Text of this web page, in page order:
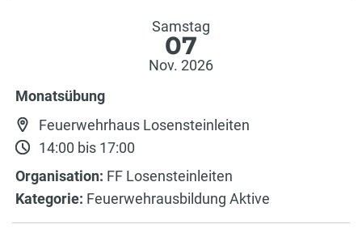
Samstag
07
Nov. 2026
Monatsübung
Feuerwehrhaus Losensteinleiten
14:00 bis 17:00
Organisation: FF Losensteinleiten
Kategorie: Feuerwehrausbildung Aktive